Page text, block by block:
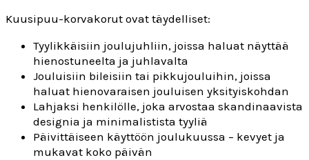
Kuusipuu-korvakorut ovat täydelliset:
Tyylikkäisiin joulujuhliin, joissa haluat näyttää
hienostuneelta ja juhlavalta
Jouluisiin bileisiin tai pikkujouluihin, joissa
haluat hienovaraisen jouluisen yksityiskohdan
Lahjaksi henkilölle, joka arvostaa skandinaavista
designia ja minimalistista tyyliä
Päivittäiseen käyttöön joulukuussa – kevyet ja
mukavat koko päivän